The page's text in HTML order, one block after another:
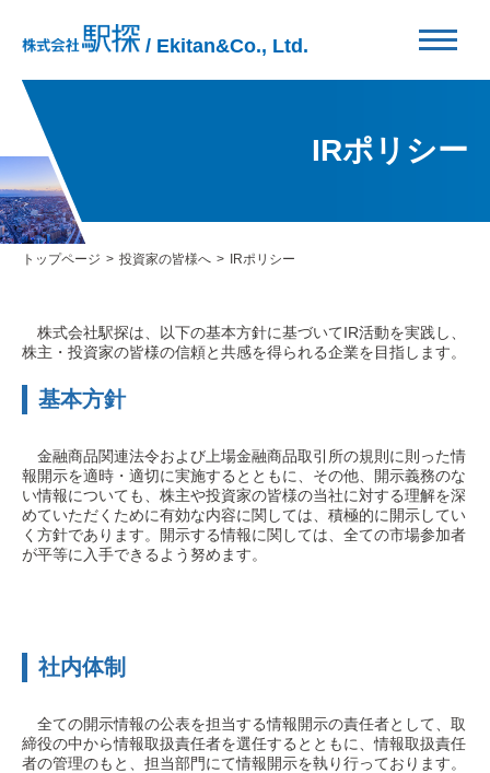
/ Ekitan&Co., Ltd.
IRポリシー
トップページ 投資家の皆様へ IRポリシー
株式会社駅探は、以下の基本方針に基づいてIR活動を実践し、
株主・投資家の皆様の信頼と共感を得られる企業を目指します。
基本方針
金融商品関連法令および上場金融商品取引所の規則に則った情
報開示を適時・適切に実施するとともに、その他、開示義務のな
い情報についても、株主や投資家の皆様の当社に対する理解を深
めていただくために有効な内容に関しては、積極的に開示してい
く方針であります。開示する情報に関しては、全ての市場参加者
が平等に入手できるよう努めます。
社内体制
全ての開示情報の公表を担当する情報開示の責任者として、取
締役の中から情報取扱責任者を選任するとともに、情報取扱責任
者の管理のもと、担当部門にて情報開示を執り行っております。